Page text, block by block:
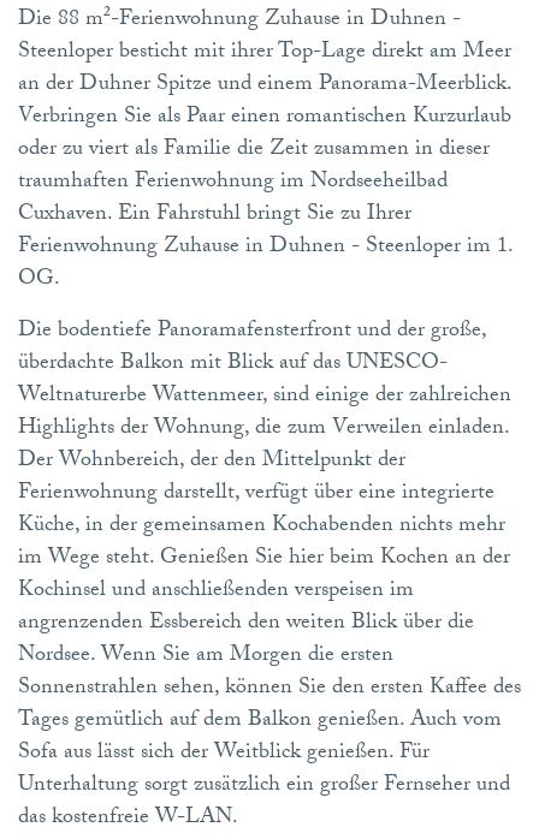
Die 88 m²-Ferienwohnung Zuhause in Duhnen -
Steenloper besticht mit ihrer Top-Lage direkt am Meer
an der Duhner Spitze und einem Panorama-Meerblick.
Verbringen Sie als Paar einen romantischen Kurzurlaub
oder zu viert als Familie die Zeit zusammen in dieser
traumhaften Ferienwohnung im Nordseeheilbad
Cuxhaven. Ein Fahrstuhl bringt Sie zu Ihrer
Ferienwohnung Zuhause in Duhnen - Steenloper im 1.
OG.
Die bodentiefe Panoramafensterfront und der große,
überdachte Balkon mit Blick auf das UNESCO-
Weltnaturerbe Wattenmeer, sind einige der zahlreichen
Highlights der Wohnung, die zum Verweilen einladen.
Der Wohnbereich, der den Mittelpunkt der
Ferienwohnung darstellt, verfügt über eine integrierte
Küche, in der gemeinsamen Kochabenden nichts mehr
im Wege steht. Genießen Sie hier beim Kochen an der
Kochinsel und anschließenden verspeisen im
angrenzenden Essbereich den weiten Blick über die
Nordsee. Wenn Sie am Morgen die ersten
Sonnenstrahlen sehen, können Sie den ersten Kaffee des
Tages gemütlich auf dem Balkon genießen. Auch vom
Sofa aus lässt sich der Weitblick genießen. Für
Unterhaltung sorgt zusätzlich ein großer Fernseher und
das kostenfreie W-LAN.